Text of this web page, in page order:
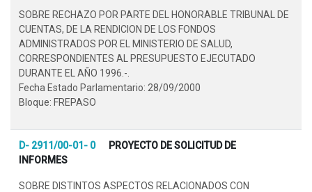
SOBRE RECHAZO POR PARTE DEL HONORABLE TRIBUNAL DE
CUENTAS, DE LA RENDICION DE LOS FONDOS
ADMINISTRADOS POR EL MINISTERIO DE SALUD,
CORRESPONDIENTES AL PRESUPUESTO EJECUTADO
DURANTE EL AÑO 1996.-.
Fecha Estado Parlamentario: 28/09/2000
Bloque: FREPASO
D- 2911/00-01- 0
PROYECTO DE SOLICITUD DE
INFORMES
SOBRE DISTINTOS ASPECTOS RELACIONADOS CON